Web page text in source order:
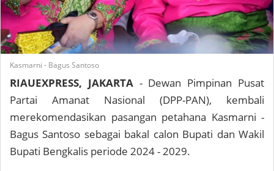
Kasmarni - Bagus Santoso
RIAUEXPRESS, JAKARTA- Dewan Pimpinan Pusat
Partai Amanat Nasional (DPP-PAN), kembali
merekomendasikan pasangan petahana Kasmarni -
Bagus Santoso sebagai bakal calon Bupati dan Wakil
Bupati Bengkalis periode 2024 - 2029.